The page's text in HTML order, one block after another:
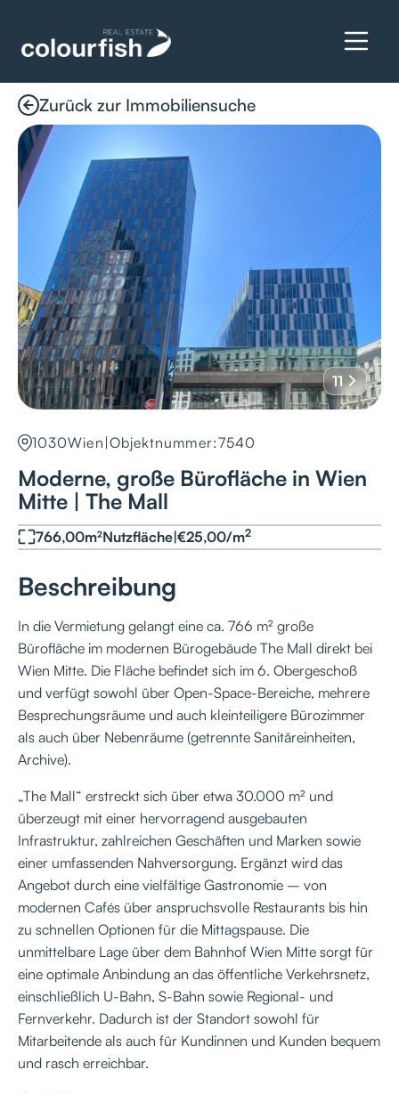
Zurück zur Immobiliensuche
11
1030Wien |Objektnummer:7540
Moderne, große Bürofläche in Wien
Mitte | The Mall
766,00m²Nutzfläche|€25,00/m2
Beschreibung
In die Vermietung gelangt eine ca. 766 m² große
Bürofläche im modernen Bürogebäude The Mall direkt bei
Wien Mitte. Die Fläche befindet sich im 6. Obergeschoß
und verfügt sowohl über Open-Space-Bereiche, mehrere
Besprechungsräume und auch kleinteiligere Bürozimmer
als auch über Nebenräume (getrennte Sanitäreinheiten,
Archive).
„The Mall“ erstreckt sich über etwa 30.000 m² und
überzeugt mit einer hervorragend ausgebauten
Infrastruktur, zahlreichen Geschäften und Marken sowie
einer umfassenden Nahversorgung. Ergänzt wird das
Angebot durch eine vielfältige Gastronomie – von
modernen Cafés über anspruchsvolle Restaurants bis hin
zu schnellen Optionen für die Mittagspause. Die
unmittelbare Lage über dem Bahnhof Wien Mitte sorgt für
eine optimale Anbindung an das öffentliche Verkehrsnetz,
einschließlich U-Bahn, S-Bahn sowie Regional- und
Fernverkehr. Dadurch ist der Standort sowohl für
Mitarbeitende als auch für Kundinnen und Kunden bequem
und rasch erreichbar.
Details anfragen